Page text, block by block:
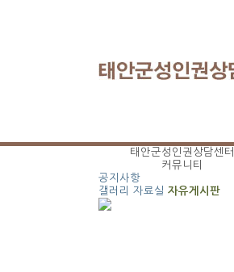
태안군성인권상담센터
커뮤니티
공지사항
갤러리
자료실 자유게시판